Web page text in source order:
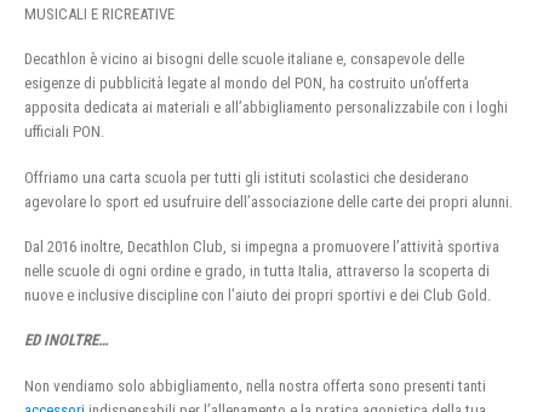
MUSICALI E RICREATIVE
Decathlon è vicino ai bisogni delle scuole italiane e, consapevole delle
esigenze di pubblicità legate al mondo del PON, ha costruito un’offerta
apposita dedicata ai materiali e all’abbigliamento personalizzabile con i loghi
ufficiali PON.
Offriamo una carta scuola per tutti gli istituti scolastici che desiderano
agevolare lo sport ed usufruire dell’associazione delle carte dei propri alunni.
Dal 2016 inoltre, Decathlon Club, si impegna a promuovere l’attività sportiva
nelle scuole di ogni ordine e grado, in tutta Italia, attraverso la scoperta di
nuove e inclusive discipline con l’aiuto dei propri sportivi e dei Club Gold.
ED INOLTRE…
Non vendiamo solo abbigliamento, nella nostra offerta sono presenti tanti